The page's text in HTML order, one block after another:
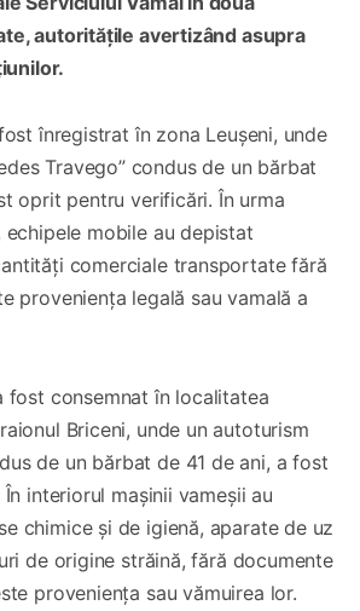
autoritățile avertizând asupra
înregistrat în zona Leușeni, unde
Travego” condus de un bărbat
oprit pentru verificări. În urma
mobile au depistat
comerciale transportate fără
proveniența legală sau vamală a
fost consemnat în localitatea
Briceni, unde un autoturism
de un bărbat de 41 de ani, a fost
interiorul mașinii vameșii au
chimice și de igienă, aparate de uz
de origine străină, fără documente
proveniența sau vămuirea lor.